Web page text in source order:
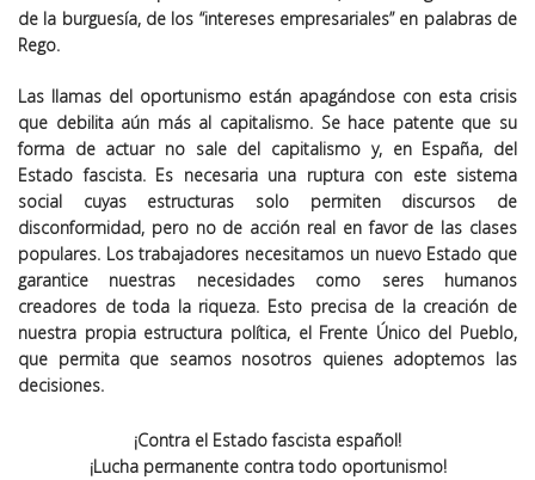
de la burguesía, de los “intereses empresariales” en palabras de
Rego.
Las llamas del oportunismo están apagándose con esta crisis
que debilita aún más al capitalismo. Se hace patente que su
forma de actuar no sale del capitalismo y, en España, del
Estado fascista. Es necesaria una ruptura con este sistema
social cuyas estructuras solo permiten discursos de
disconformidad, pero no de acción real en favor de las clases
populares. Los trabajadores necesitamos un nuevo Estado que
garantice nuestras necesidades como seres humanos
creadores de toda la riqueza. Esto precisa de la creación de
nuestra propia estructura política, el Frente Único del Pueblo,
que permita que seamos nosotros quienes adoptemos las
decisiones.
¡Contra el Estado fascista español!
¡Lucha permanente contra todo oportunismo!